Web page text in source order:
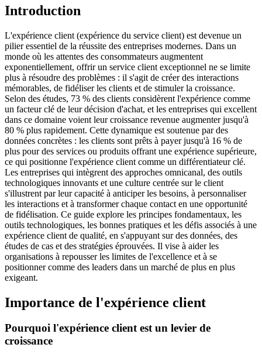
Introduction
L'expérience client (expérience du service client) est devenue un
pilier essentiel de la réussite des entreprises modernes. Dans un
monde où les attentes des consommateurs augmentent
exponentiellement, offrir un service client exceptionnel ne se limite
plus à résoudre des problèmes : il s'agit de créer des interactions
mémorables, de fidéliser les clients et de stimuler la croissance.
Selon des études, 73 % des clients considèrent l'expérience comme
un facteur clé de leur décision d'achat, et les entreprises qui excellent
dans ce domaine voient leur croissance revenue augmenter jusqu'à
80 % plus rapidement. Cette dynamique est soutenue par des
données concrètes : les clients sont prêts à payer jusqu'à 16 % de
plus pour des services ou produits offrant une expérience supérieure,
ce qui positionne l'expérience client comme un différentiateur clé.
Les entreprises qui intègrent des approches omnicanal, des outils
technologiques innovants et une culture centrée sur le client
s'illustrent par leur capacité à anticiper les besoins, à personnaliser
les interactions et à transformer chaque contact en une opportunité
de fidélisation. Ce guide explore les principes fondamentaux, les
outils technologiques, les bonnes pratiques et les défis associés à une
expérience client de qualité, en s'appuyant sur des données, des
études de cas et des stratégies éprouvées. Il vise à aider les
organisations à repousser les limites de l'excellence et à se
positionner comme des leaders dans un marché de plus en plus
exigeant.
Importance de l'expérience client
Pourquoi l'expérience client est un levier de
croissance